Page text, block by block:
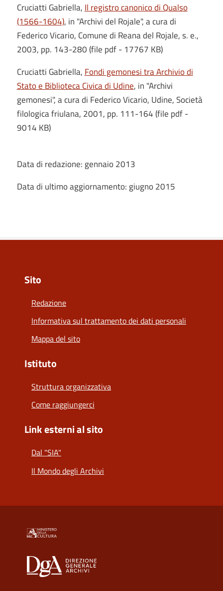
Cruciatti Gabriella, Il registro canonico di Qualso
(1566-1604), in "Archivi del Rojale", a cura di
Federico Vicario, Comune di Reana del Rojale, s. e.,
2003, pp. 143-280 (file pdf - 17767 KB)
Cruciatti Gabriella, Fondi gemonesi tra Archivio di
Stato e Biblioteca Civica di Udine, in "Archivi
gemonesi", a cura di Federico Vicario, Udine, Società
filologica friulana, 2001, pp. 111-164 (file pdf -
9014 KB)
Data di redazione: gennaio 2013
Data di ultimo aggiornamento: giugno 2015
Sito
Redazione
Informativa sul trattamento dei dati personali
Mappa del sito
Istituto
Struttura organizzativa
Come raggiungerci
Link esterni al sito
Dal "SIA"
Il Mondo degli Archivi